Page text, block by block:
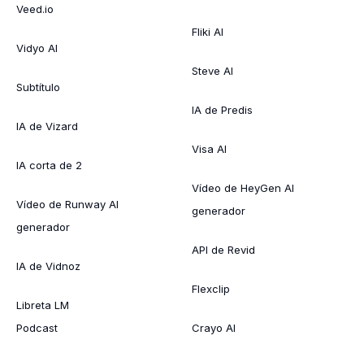
Veed.io
Vidyo AI
Subtítulo
IA de Vizard
IA corta de 2
Vídeo de Runway AI
generador
IA de Vidnoz
Libreta LM
Podcast
Fliki AI
Steve AI
IA de Predis
Visa AI
Vídeo de HeyGen AI
generador
API de Revid
Flexclip
Crayo AI